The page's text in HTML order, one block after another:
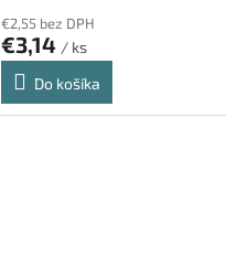
€2,55 bez DPH
€3,14 / ks
Do košíka